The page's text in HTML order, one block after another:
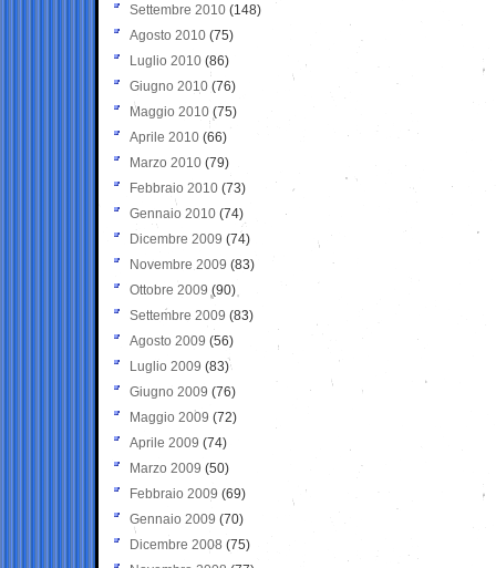
Settembre 2010 (148)
Agosto 2010 (75)
Luglio 2010 (86)
Giugno 2010 (76)
Maggio 2010 (75)
Aprile 2010 (66)
Marzo 2010 (79)
Febbraio 2010 (73)
Gennaio 2010 (74)
Dicembre 2009 (74)
Novembre 2009 (83)
Ottobre 2009 (90)
Settembre 2009 (83)
Agosto 2009 (56)
Luglio 2009 (83)
Giugno 2009 (76)
Maggio 2009 (72)
Aprile 2009 (74)
Marzo 2009 (50)
Febbraio 2009 (69)
Gennaio 2009 (70)
Dicembre 2008 (75)